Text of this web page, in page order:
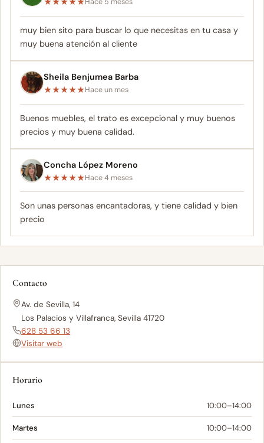
★★★★★Hace 5 meses
muy bien sito para buscar lo que necesitas en tu casa y
muy buena atención al cliente
Sheila Benjumea Barba
★★★★★Hace un mes
Buenos muebles, el trato es excepcional y muy buenos
precios y muy buena calidad.
Concha López Moreno
★★★★★Hace 4 meses
Son unas personas encantadoras, y tiene calidad y bien
precio
Contacto
Av. de Sevilla, 14
Los Palacios y Villafranca, Sevilla 41720
628 53 66 13
Visitar web
Horario
Lunes 10:00–14:00
Martes 10:00–14:00